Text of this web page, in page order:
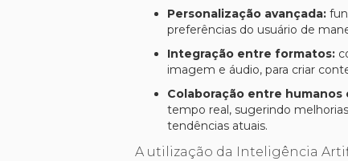
Personalização avançada:
preferências do usuário de
Integração entre formatos:
imagem e áudio, para criar
Colaboração entre humanos
tempo real, sugerindo
tendências atuais.
A utilização da Inteligência